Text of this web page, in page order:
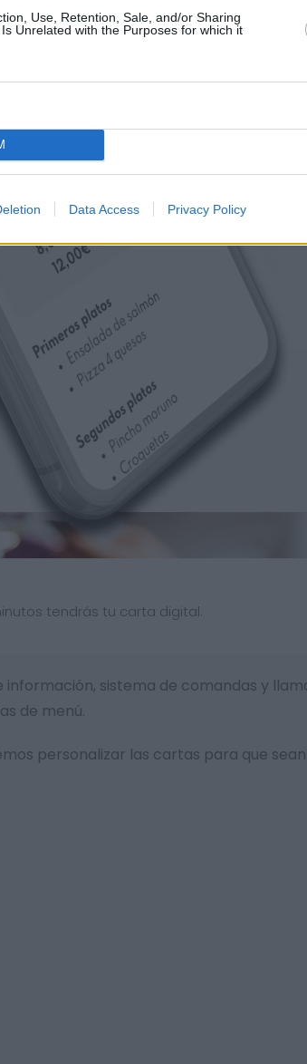
Use, Retention, Sale, and/or Sharing
Unrelated with the Purposes for which it
Data Access Privacy Policy
tendrás tu carta digital.
sistema de comandas y
de menú.
personalizar las cartas para que